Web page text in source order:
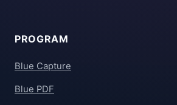
PROGRAM
Blue Capture
Blue PDF